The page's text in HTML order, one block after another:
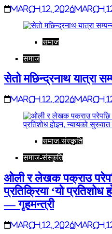
March 12, 2026March
समाज
समाज
सेतो मछिन्द्रनाथ यात्रा
March 12, 2026March
समाज-संस्कृति
समाज-संस्कृति
ओली र लेखक पक्राउ
प्रतिक्रिया ‘यो प्रतिशोध
— गृहमन्त्री
March 12, 2026March